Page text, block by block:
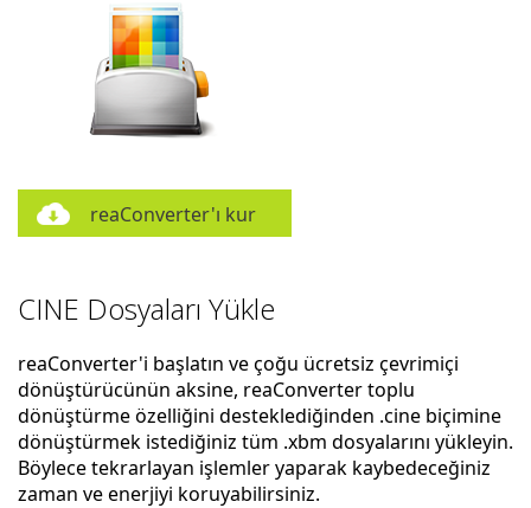
reaConverter'ı kur
CINE Dosyaları Yükle
reaConverter'i başlatın ve çoğu ücretsiz çevrimiçi
dönüştürücünün aksine, reaConverter toplu
dönüştürme özelliğini desteklediğinden .cine biçimine
dönüştürmek istediğiniz tüm .xbm dosyalarını yükleyin.
Böylece tekrarlayan işlemler yaparak kaybedeceğiniz
zaman ve enerjiyi koruyabilirsiniz.